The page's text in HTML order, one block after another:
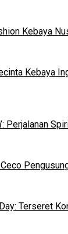
Kebaya
Kebaya
Perjalanan
Terseret